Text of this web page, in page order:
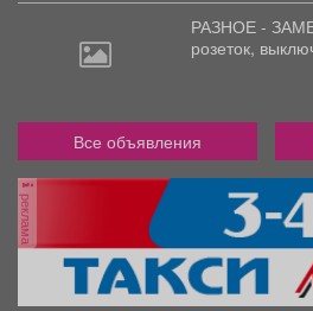
РАЗНОЕ -
розеток,
Все объявления
реклама